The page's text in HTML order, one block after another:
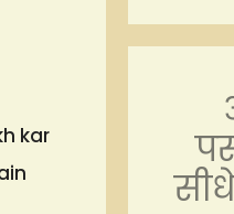
kar